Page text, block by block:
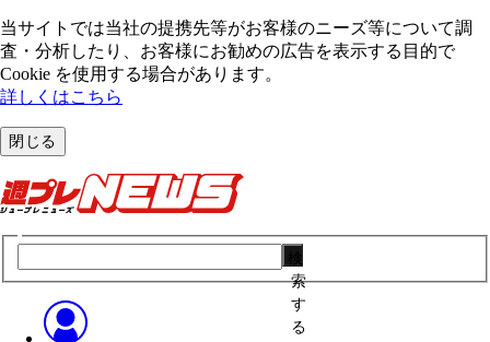
当サイトでは当社の提携先等がお客様のニーズ等について調
査・分析したり、お客様にお勧めの広告を表⽰する⽬的で
Cookie を使⽤する場合があります。
詳しくはこちら
閉じる
索
す
る